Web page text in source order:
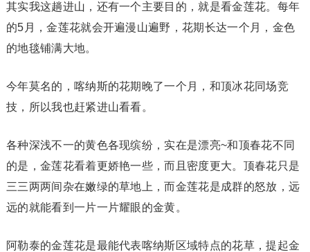
其实我这趟进山，还有一个主要目的，就是看金莲花。每年
的5月，金莲花就会开遍漫山遍野，花期长达一个月，金色
的地毯铺满大地。
今年莫名的，喀纳斯的花期晚了一个月，和顶冰花同场竞
技，所以我也赶紧进山看看。
各种深浅不一的黄色各现缤纷，实在是漂亮~和顶春花不同
的是，金莲花看着更娇艳一些，而且密度更大。顶春花只是
三三两两间杂在嫩绿的草地上，而金莲花是成群的怒放，远
远的就能看到一片一片耀眼的金黄。
阿勒泰的金莲花是最能代表喀纳斯区域特点的花草，提起金